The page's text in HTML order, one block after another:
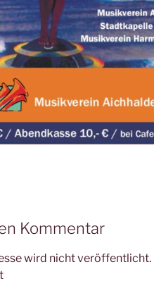
Kommentar
wird nicht veröffentlicht.